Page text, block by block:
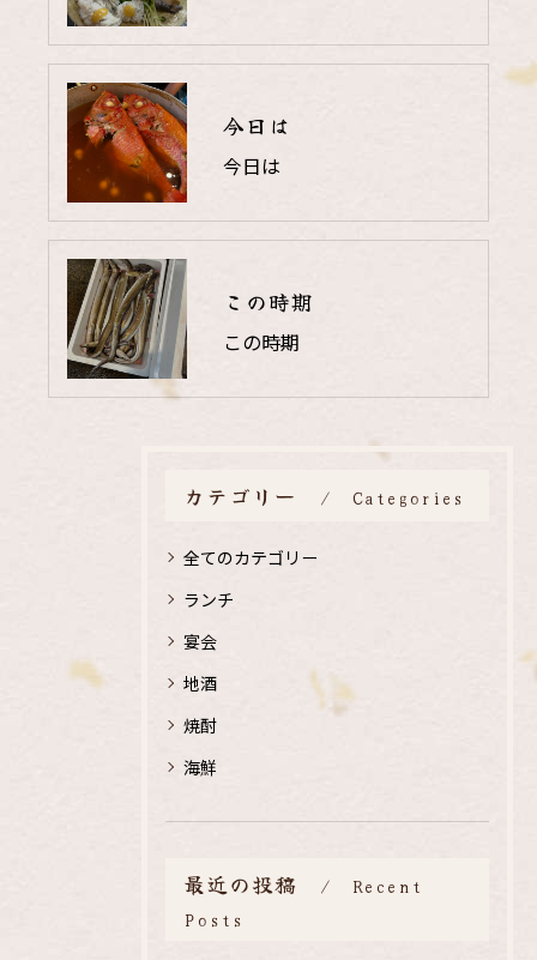
今日は
今日は
この時期
この時期
カテゴリー Categories
全てのカテゴリー
ランチ
宴会
地酒
焼酎
海鮮
最近の投稿
Recent
Posts